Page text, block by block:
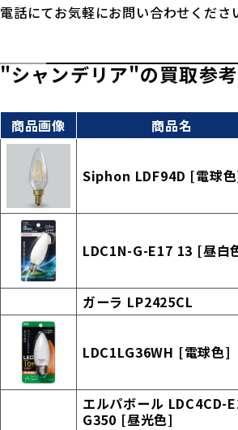
電話にてお気軽にお問い合わせくださ
"シャンデリア"の買取参
商品画像 商品名
Siphon LDF94D [電球
LDC1N-G-E17 13 [昼白
ガーラ LP2425CL
LDC1LG36WH [電球色]
エルパボール LDC4CD-
G350 [昼光色]